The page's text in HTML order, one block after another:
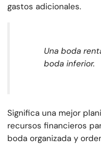
gastos adicionales.
Una boda
boda inferior.
Significa una mejor
recursos financieros
boda organizada y